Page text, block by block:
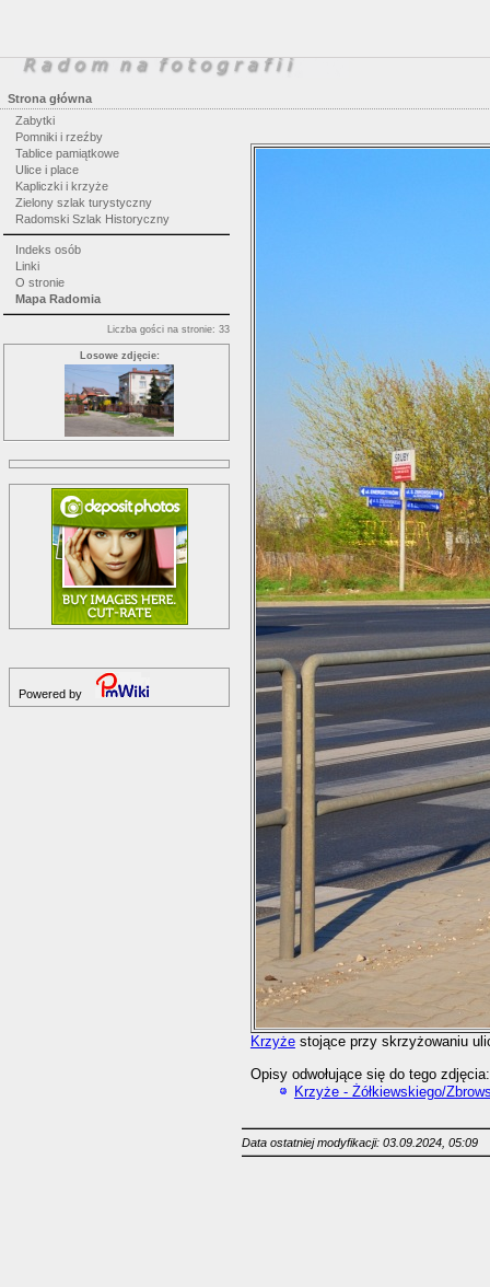
Strona główna
Zabytki
Pomniki i rzeźby
Tablice pamiątkowe
Ulice i place
Kapliczki i krzyże
Zielony szlak turystyczny
Radomski Szlak Historyczny
Indeks osób
Linki
O stronie
Mapa Radomia
Liczba gości na stronie: 33
Losowe zdjęcie:
Powered by
Krzyżestojące przy skrzyżowaniu
Opisy odwołujące się do tego zdjęcia:
Krzyże - Żółkiewskiego/
Data ostatniej modyfikacji: 03.09.2024, 05:09